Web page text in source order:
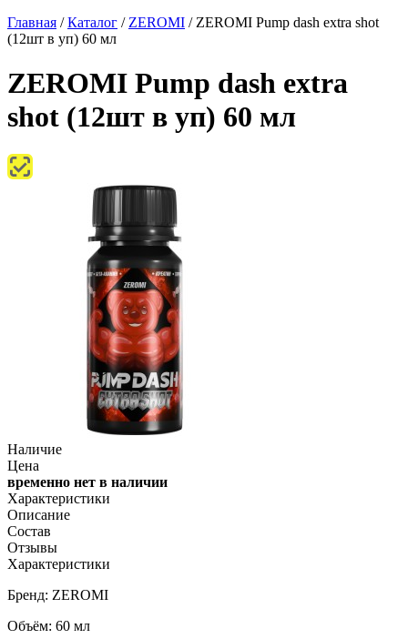
Главная /Каталог / ZEROMI / ZEROMI Pump dash extra shot
(12шт в уп) 60 мл
ZEROMI Pump dash extra
shot (12шт в уп) 60 мл
Наличие
Цена
временно нет в наличии
Характеристики
Описание
Состав
Отзывы
Характеристики
Бренд: ZEROMI
Объём: 60 мл